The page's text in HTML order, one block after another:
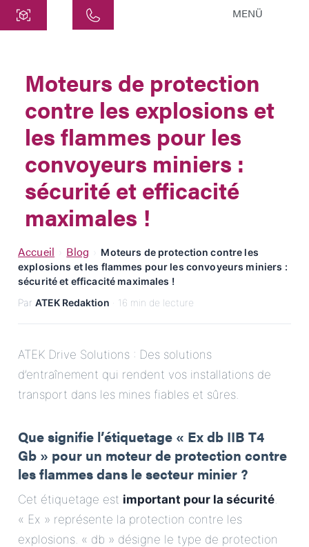
Siemensstraße 47
25462 Rellingen
info@atek.de
+49 4101 7953-0
Ouvrir le chat
Nom
Nom de l'entreprise
E-Mail
Adresse
Message
Envoyer le message
MENÜ
Moteurs de protection
contre les explosions et
les flammes pour les
convoyeurs miniers :
sécurité et efficacité
maximales !
Accueil Blog
Moteurs de protection contre les
explosions et les flammes pour les convoyeurs miniers :
sécurité et efficacité maximales !
Par ATEK Redaktion · 16 min de lecture
ATEK Drive Solutions : Des solutions
d’entraînement qui rendent vos installations de
transport dans les mines fiables et sûres.
Que signifie l’étiquetage « Ex db IIB T4
Gb » pour un moteur de protection contre
les flammes dans le secteur minier ?
Cet étiquetage est important pour la sécurité.
« Ex » représente la protection contre les
explosions. « db » désigne le type de protection